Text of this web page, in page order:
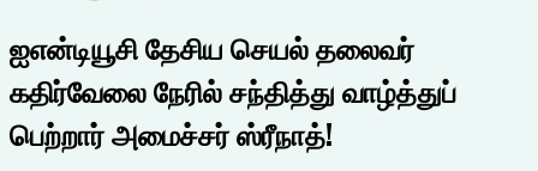
ஐஎன்டியூசி தேசிய செயல் தலைவர்
கதிர்வேலை நேரில் சந்தித்து வாழ்த்துப்
பெற்றார் அமைச்சர் ஸ்ரீநாத்!